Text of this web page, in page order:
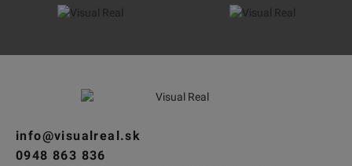
info@visualreal.sk
0948 863 836